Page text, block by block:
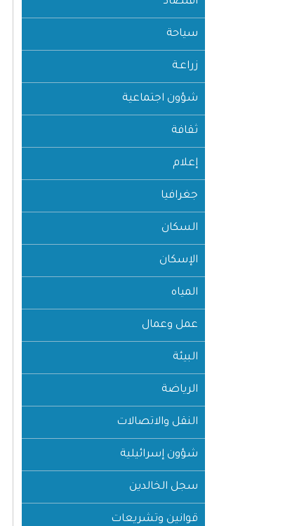
سياحة
زراعـة
شؤون اجتماعية
ثقافة
إعلام
جغرافيا
السكان
الإسكان
المياه
عمل وعمال
البيئة
الرياضة
النقل والاتصالات
شؤون إسرائيلية
سجل الخالدين
قوانين وتشريعات